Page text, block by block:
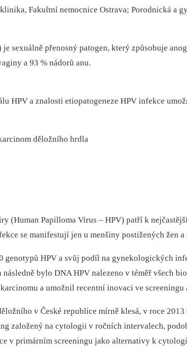
Fakultní nemocnice Ostrava; Porodnická a
sexuálně přenosný patogen, který způsobuje
a 93 % nádorů anu.
HPV a znalosti etiopatogeneze HPV infekce
děložního hrdla
(Human Papilloma Virus –⁠ HPV) patří k
se manifestují jen u menšiny postižených žen
genotypů HPV a svůj podíl na gynekologických
bylo DNA HPV nalezeno v téměř všech
a umožnil recentní inovaci ve
v České republice mírně klesá, v roce
založený na cytologii v ročních intervalech,
v primárním screeningu jako alternativy k